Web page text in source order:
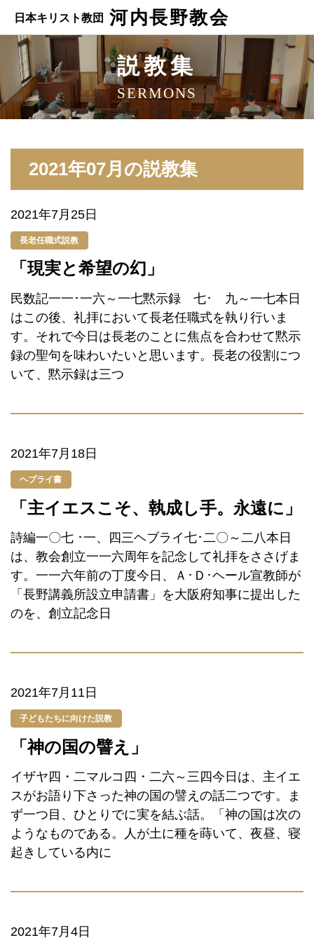
日本キリスト教団 河内長野教会
説教集
SERMONS
2021年07月の説教集
2021年7月25日
長老任職式説教
「現実と希望の幻」
民数記一一･一六～一七黙示録 七･ 九～一七本日
はこの後、礼拝において長老任職式を執り行いま
す。それで今日は長老のことに焦点を合わせて黙示
録の聖句を味わいたいと思います。長老の役割につ
いて、黙示録は三つ
2021年7月18日
ヘブライ書
「主イエスこそ、執成し手。永遠に」
詩編一〇七 ･一、四三ヘブライ七･二〇～二八本日
は、教会創立一一六周年を記念して礼拝をささげま
す。一一六年前の丁度今日、Ａ･Ｄ･ヘール宣教師が
「長野講義所設立申請書」を大阪府知事に提出した
のを、創立記念日
2021年7月11日
子どもたちに向けた説教
「神の国の譬え」
イザヤ四・二マルコ四・二六～三四今日は、主イエ
スがお語り下さった神の国の譬えの話二つです。ま
ず一つ目、ひとりでに実を結ぶ話。「神の国は次の
ようなものである。人が土に種を蒔いて、夜昼、寝
起きしている内に
2021年7月4日